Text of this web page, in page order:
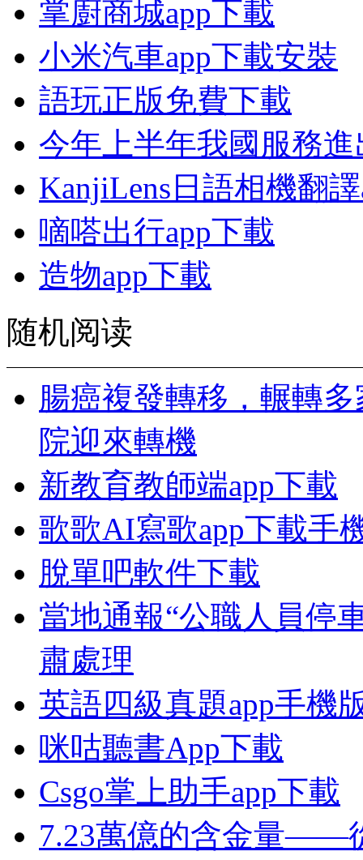
掌廚商城app下載
小米汽車app下載安裝
語玩正版免費下載
今年上半年我國服務
KanjiLens日語相機翻
嘀嗒出行app下載
造物app下載
随机阅读
腸癌複發轉移，輾轉
院迎來轉機
新教育教師端app下載
歌歌AI寫歌app下載手
脫單吧軟件下載
當地通報“公職人員停
肅處理
英語四級真題app手機
咪咕聽書App下載
Csgo掌上助手app下載
7.23萬億的含金量——